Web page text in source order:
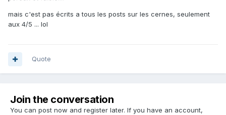
mais c'est pas écrits a tous les posts sur les cernes, seulement
aux 4/5 ... lol
Quote
Join the conversation
You can post now and register later. If you have an account,